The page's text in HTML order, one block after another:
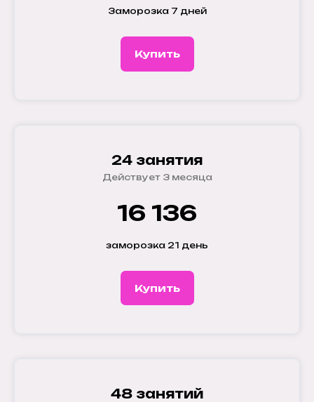
Заморозка 7 дней
Купить
24 занятия
Действует 3 месяца
16 136
заморозка 21 день
Купить
48 занятий